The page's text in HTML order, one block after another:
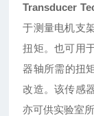
Transducer
于测量电机支
扭矩。也可用
器轴所需的扭矩
改造。该传感
亦可供实验室所